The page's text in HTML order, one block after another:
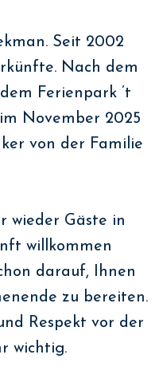
Seit 2002
Nach dem
Ferienpark ’t
November 2025
von der Familie
wieder Gäste in
willkommen
darauf, Ihnen
zu bereiten.
Respekt vor der
wichtig.